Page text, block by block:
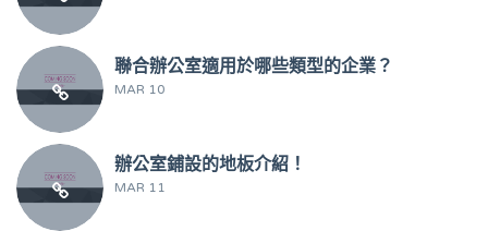
聯合辦公室適用於哪些類型的企業？
MAR 10
辦公室鋪設的地板介紹！
MAR 11